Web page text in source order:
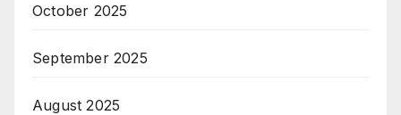
October 2025
September 2025
August 2025